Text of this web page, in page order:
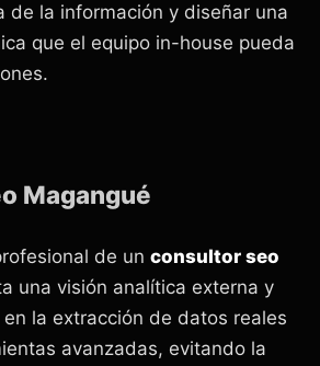
de la información y diseñar una
que el equipo in-house pueda
Magangué
de un consultor seo
una visión analítica externa y
la extracción de datos reales
avanzadas, evitando la